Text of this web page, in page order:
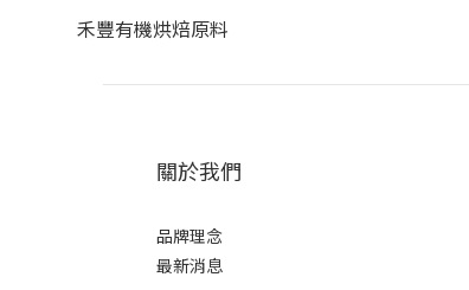
禾豐有機烘焙原料
關於我們
品牌理念
最新消息